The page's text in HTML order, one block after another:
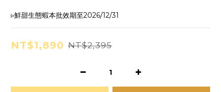
▹鮮甜生態蝦本批效期至2026/12/31
NT$1,890 NT$2,395